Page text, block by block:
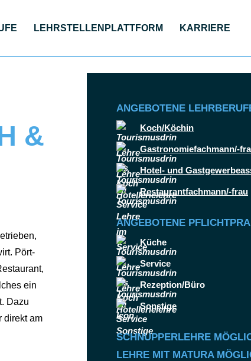
LEHR­STEL­LEN­PLATT­FORM KAR­RIE­RE
&
Pört­
ein
Dazu
direkt am
ANGEBOTENE
Koch/Köchin
Gastronomiefachmann/-
Hotel- und
Restaurantfachmann/-frau
ANGEBOTENE
Küche
Service
Rezeption/Büro
Sonstige
SCHNUPPERLEHRE
LEHRE MIT MATURA